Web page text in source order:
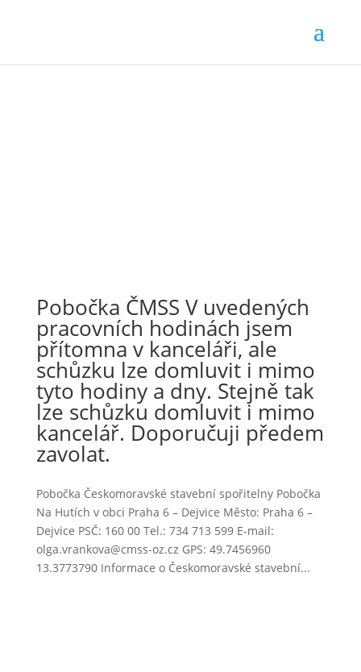
Pobočka ČMSS V uvedených
pracovních hodinách jsem
přítomna v kanceláři, ale
schůzku lze domluvit i mimo
tyto hodiny a dny. Stejně tak
lze schůzku domluvit i mimo
kancelář. Doporučuji předem
zavolat.
Pobočka Českomoravské stavební spořitelny Pobočka
Na Hutích v obci Praha 6 – Dejvice Město: Praha 6 –
Dejvice PSČ: 160 00 Tel.: 734 713 599 E-mail:
olga.vrankova@cmss-oz.cz GPS: 49.7456960
13.3773790 Informace o Českomoravské stavební...